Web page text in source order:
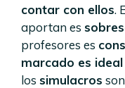
contar con ellos.
aportan es
profesores es
marcado es ideal
los simulacros